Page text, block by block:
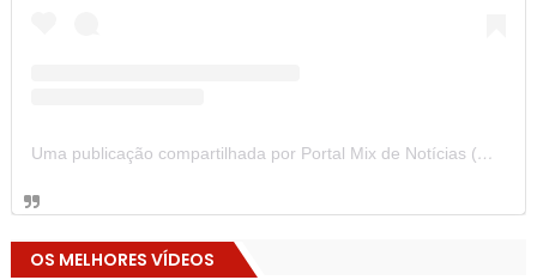
Uma publicação compartilhada por Portal Mix de Notícias (@portalmixdenoticias)
OS MELHORES VÍDEOS